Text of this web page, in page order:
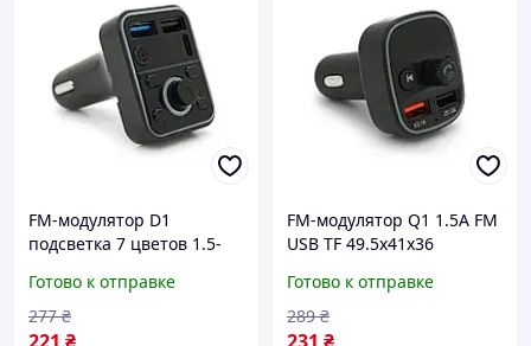
FM-модулятор D1
подсветка 7 цветов 1.5-
Готово к отправке
277 ₴
FM-модулятор Q1 1.5A FM
USB TF 49.5х41х36
Готово к отправке
289 ₴